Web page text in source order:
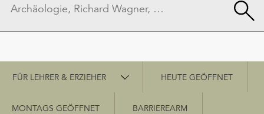
Schnellzugriff
FÜR LEHRER & ERZIEHER HEUTE GEÖFFNET
MONTAGS GEÖFFNET BARRIEREARM